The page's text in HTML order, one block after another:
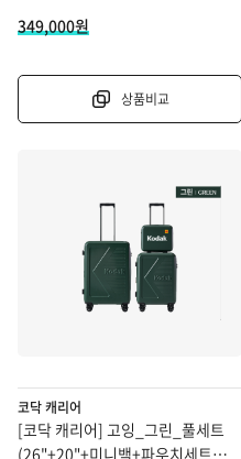
349,000원
상품비교
코닥 캐리어
[코닥 캐리어] 고잉_그린_풀세트
(26"+20"+미니백+파우치세트